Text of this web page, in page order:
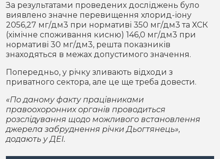
За результатами проведених досліджень було
виявлено значне перевищення хлорид-іону
2056,27 мг/дм3 при нормативі 350 мг/дм3 та ХСК
(хімічне споживання кисню) 146,0 мг/дм3 при
нормативі 30 мг/дм3, решта показників
знаходяться в межах допустимого значення.
Попередньо, у річку зливають відходи з
приватного сектора, але це ще треба довести.
«По даному факту працівниками
правоохоронних органів проводиться
розслідування щодо можливого встановлення
джерела забруднення річки Дьогтянець»,
додають у ДЕІ.